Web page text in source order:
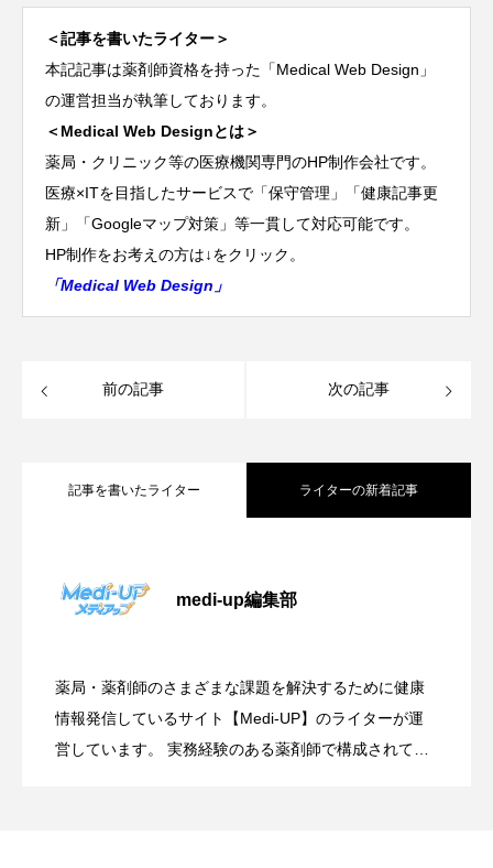
＜記事を書いたライター＞
本記記事は薬剤師資格を持った「Medical Web Design」
の運営担当が執筆しております。
＜Medical Web Designとは＞
薬局・クリニック等の医療機関専門のHP制作会社です。
医療×ITを目指したサービスで「保守管理」「健康記事更
新」「Googleマップ対策」等一貫して対応可能です。
HP制作をお考えの方は↓をクリック。
「Medical Web Design」
前の記事 次の記事
記事を書いたライター ライターの新着記事
medi-up編集部
薬局・薬剤師のさまざまな課題を解決するために健康
情報発信しているサイト【Medi-UP】のライターが運
営しています。 実務経験のある薬剤師で構成されてお
対策を薬剤師が解説
寒暖差が体に与える影響とは？春先に急